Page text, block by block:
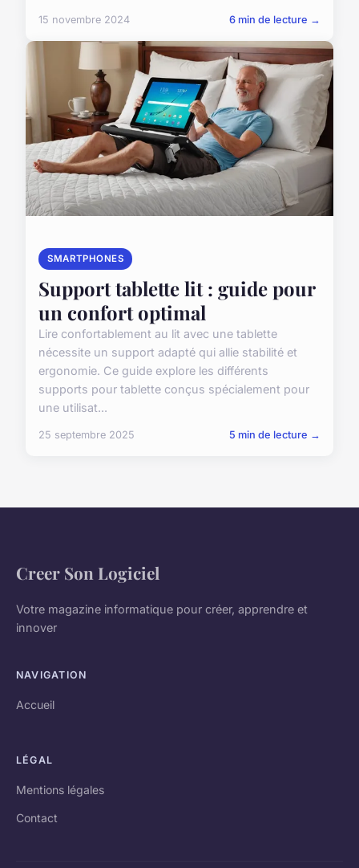
15 novembre 2024 6 min de lecture →
SMARTPHONES
Support tablette lit : guide pour
un confort optimal
Lire confortablement au lit avec une tablette
nécessite un support adapté qui allie stabilité et
ergonomie. Ce guide explore les différents
supports pour tablette conçus spécialement pour
une utilisat...
25 septembre 2025 5 min de lecture →
Creer Son Logiciel
Votre magazine informatique pour créer, apprendre et
innover
NAVIGATION
Accueil
LÉGAL
Mentions légales
Contact